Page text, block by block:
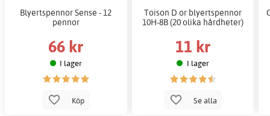
Blyertspennor Sense - 12
pennor
66 kr
I lager
Köp
Toison D or blyertspennor
10H-8B (20 olika hårdheter)
11 kr
I lager
Se alla